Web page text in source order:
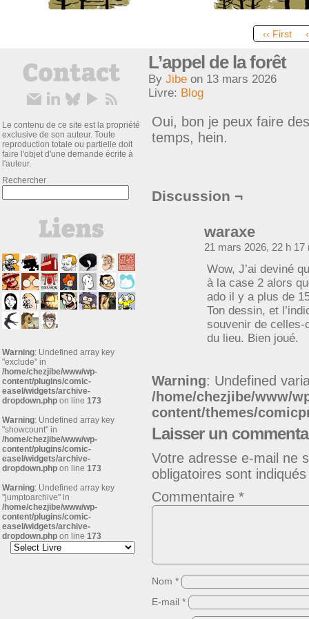
‹‹ First
Le contenu de ce site est la propriété
exclusive de son auteur. Toute
reproduction totale ou partielle doit
faire l'objet d'une demande écrite à
l'auteur.
Rechercher
Warning: Undefined array key
"exclude" in
/home/chezjibe/www/wp-
content/plugins/comic-
easel/widgets/archive-
dropdown.php on line 173
Warning: Undefined array key
"showcount" in
/home/chezjibe/www/wp-
content/plugins/comic-
easel/widgets/archive-
dropdown.php on line 173
Warning: Undefined array key
"jumptoarchive" in
/home/chezjibe/www/wp-
content/plugins/comic-
easel/widgets/archive-
dropdown.php on line 173
L’appel de la forêt
By Jibe on 13 mars 2026
Livre: Blog
Oui, bon je peux faire
temps, hein.
Discussion ¬
waraxe
21 mars 2026, 22 h
Wow, J’ai deviné
à la case 2 alors
ado il y a plus de
Ton dessin, et
souvenir de celles-
du lieu. Bien joué.
Warning: Undefined
/home/chezjibe/www/
content/themes/
Laisser un
Votre adresse e-mail ne
obligatoires sont
Commentaire *
Nom *
E-mail *